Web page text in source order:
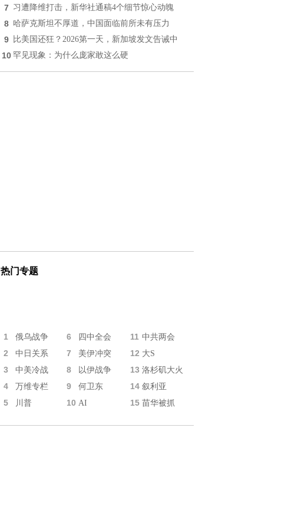
7 习遭降维打击，新华社通稿4个细节惊心动魄
8 哈萨克斯坦不厚道，中国面临前所未有压力
9 比美国还狂？2026第一天，新加坡发文告诫中
10 罕见现象：为什么庞家敢这么硬
热门专题
1 俄乌战争 6 四中全会 11 中共两会
2 中日关系 7 美伊冲突 12 大S
3 中美冷战 8 以伊战争 13 洛杉矶大火
4 万维专栏 9 何卫东 14 叙利亚
5 川普 10 AI 15 苗华被抓